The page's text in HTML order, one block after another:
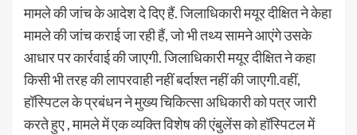
मामले की जांच के आदेश दे दिए हैं. जिलाधिकारी मयूर दीक्षित ने केहा
मामले की जांच कराई जा रही हैं, जो भी तथ्य सामने आएंगे उसके
आधार पर कार्रवाई की जाएगी. जिलाधिकारी मयूर दीक्षित ने कहा
किसी भी तरह की लापरवाही नहीं बर्दाश्त नहीं की जाएगी.वहीं,
हॉस्पिटल के प्रबंधन ने मुख्य चिकित्सा अधिकारी को पत्र जारी
करते हुए , मामले में एक व्यक्ति विशेष की एंबुलेंस को हॉस्पिटल में